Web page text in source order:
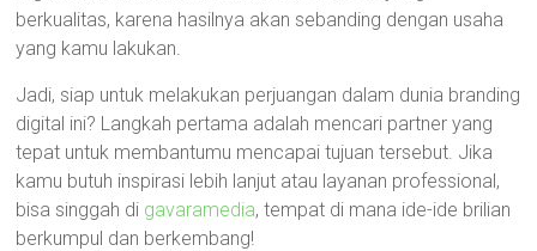
berkualitas, karena hasilnya akan sebanding dengan usaha
yang kamu lakukan.
Jadi, siap untuk melakukan perjuangan dalam dunia branding
digital ini? Langkah pertama adalah mencari partner yang
tepat untuk membantumu mencapai tujuan tersebut. Jika
kamu butuh inspirasi lebih lanjut atau layanan professional,
bisa singgah di gavaramedia, tempat di mana ide-ide brilian
berkumpul dan berkembang!